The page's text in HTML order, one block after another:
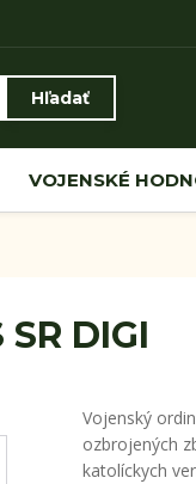
Hľadať
VOJENSKÉ
DIGI
Vojenský
ozbrojených
katolíckych